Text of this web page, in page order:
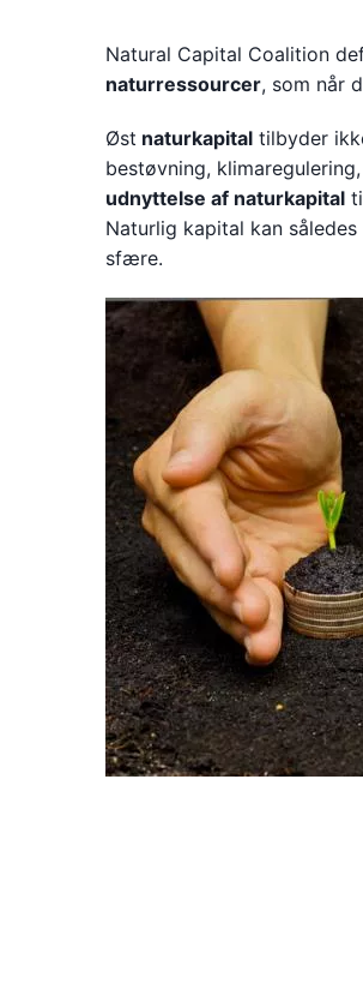
Natural Capital Coalition
naturressourcer, som når
Øst naturkapital tilbyder
bestøvning,
udnyttelse af naturkapital
Naturlig kapital kan
sfære.